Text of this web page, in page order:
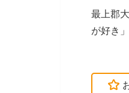
最上郡
が好き